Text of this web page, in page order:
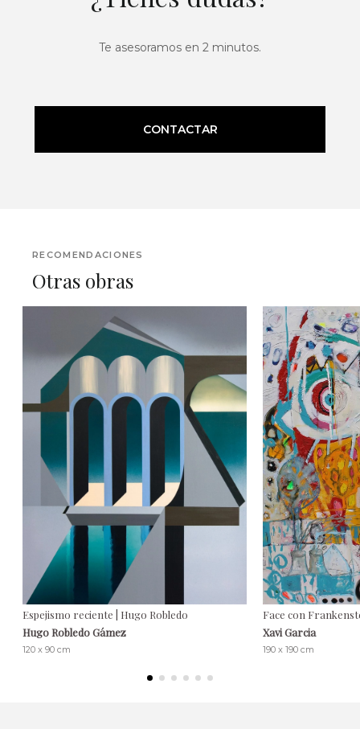
Te asesoramos en 2 minutos.
CONTACTAR
RECOMENDACIONES
Otras obras
Espejismo reciente | Hugo Robledo
Hugo Robledo Gámez
120 x 90 cm
Face con
Xavi Garcia
190 x 190 cm